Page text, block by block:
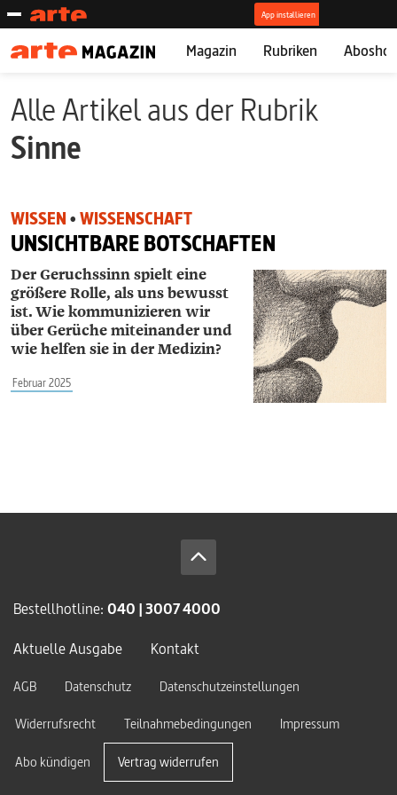
Magazin Rubriken
Alle Artikel aus der Rubrik
Sinne
WISSEN • WISSENSCHAFT
UNSICHTBARE BOTSCHAFTEN
Der Geruchssinn spielt eine
größere Rolle, als uns bewusst
ist. Wie kommunizieren wir
über Gerüche miteinander und
wie helfen sie in der Medizin?
Februar 2025
Bestellhotline: 040 | 3007 4000
Aktuelle Ausgabe
Kontakt
AGB Datenschutz
Datenschutzeinstellungen
Widerrufsrecht
Teilnahmebedingungen Impressum
Abo kündigen Vertrag widerrufen